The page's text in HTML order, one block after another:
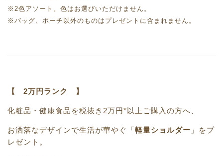
※2色アソート。色はお選びいただけません。
※バッグ、ポーチ以外のものはプレゼントに含まれません。
【 2万円ランク 】
化粧品・健康食品を税抜き2万円*以上ご購入の方へ、
お洒落なデザインで生活が華やぐ「軽量ショルダー 」をプ
レゼント。